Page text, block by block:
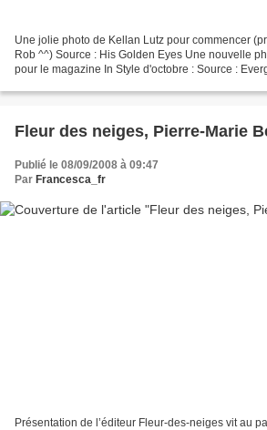
Une jolie photo de Kellan Lutz pour commencer
Rob ^^) Source : His Golden Eyes Une nouvelle
pour le magazine In Style d'octobre : Source :
Fleur des neiges, Pierre-Marie
Publié le 08/09/2008 à 09:47
Par Francesca_fr
Présentation de l’éditeur Fleur-des-neiges vit au